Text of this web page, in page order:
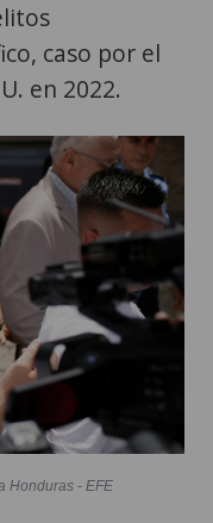
caso por el
en 2022.
Honduras - EFE